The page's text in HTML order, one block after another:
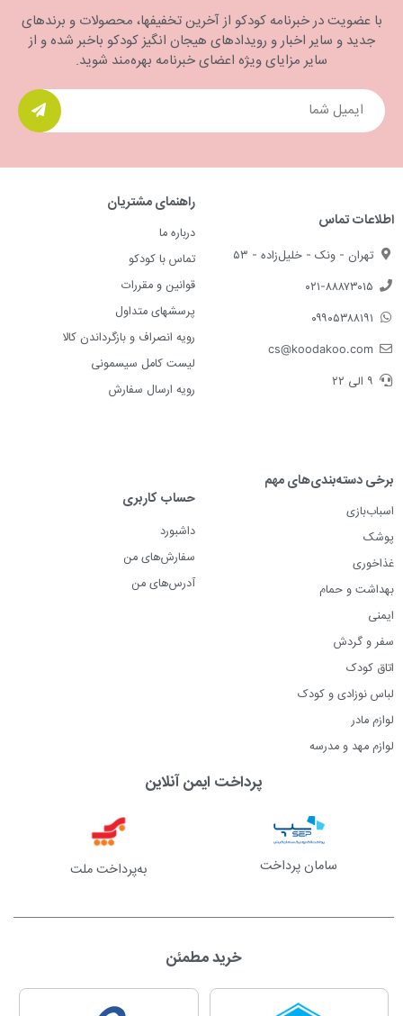
با عضویت در خبرنامه کودکو از آخرین تخفیفها، محصولات و برندهای
جدید و سایر اخبار و رویدادهای هیجان انگیز کودکو باخبر شده و از
سایر مزایای ویژه اعضای خبرنامه بهره‌مند شوید.
اطلاعات تماس
تهران - ونک - خلیل‌زاده - ۵۳
۰۲۱-۸۸۸۷۳۰۱۵
۰۹۹۰۵۳۸۸۱۹۱
cs@koodakoo.com
۹ الی ۲۲
راهنمای مشتریان
درباره ما
تماس با کودکو
قوانین و مقررات
پرسشهای متداول
رویه انصراف و بازگرداندن کالا
لیست کامل سیسمونی
رویه ارسال سفارش
برخی دسته‌بندی‌های مهم
اسباب‌بازی
پوشک
غذاخوری
بهداشت و حمام
ایمنی
سفر و گردش
اتاق کودک
لباس نوزادی و کودک
لوازم مادر
لوازم مهد و مدرسه
حساب کاربری
داشبورد
سفارش‌های من
آدرس‌های من
پرداخت ایمن آنلاین
سامان پرداخت به‌پرداخت ملت
خرید مطمئن